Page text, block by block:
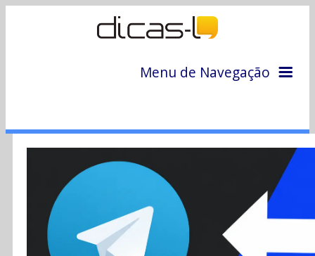
Menu de Navegação
Colunas